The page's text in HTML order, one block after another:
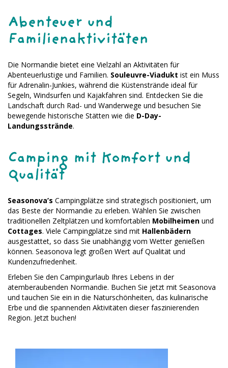
Abenteuer und
Familienaktivitäten
Die Normandie bietet eine Vielzahl an Aktivitäten für
Abenteuerlustige und Familien. Souleuvre-Viadukt ist ein Muss
für Adrenalin-Junkies, während die Küstenstrände ideal für
Segeln, Windsurfen und Kajakfahren sind. Entdecken Sie die
Landschaft durch Rad- und Wanderwege und besuchen Sie
bewegende historische Stätten wie die D-Day-
Landungsstrände.
Camping mit Komfort und
Qualität
Seasonova’s Campingplätze sind strategisch positioniert, um
das Beste der Normandie zu erleben. Wählen Sie zwischen
traditionellen Zeltplätzen und komfortablen Mobilheimen und
Cottages. Viele Campingplätze sind mit Hallenbädern
ausgestattet, so dass Sie unabhängig vom Wetter genießen
können. Seasonova legt großen Wert auf Qualität und
Kundenzufriedenheit.
Erleben Sie den Campingurlaub Ihres Lebens in der
atemberaubenden Normandie. Buchen Sie jetzt mit Seasonova
und tauchen Sie ein in die Naturschönheiten, das kulinarische
Erbe und die spannenden Aktivitäten dieser faszinierenden
Region. Jetzt buchen!